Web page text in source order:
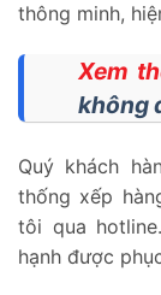
thông minh,
Xem
không
Quý khách
thống xếp
tôi qua
hạnh được